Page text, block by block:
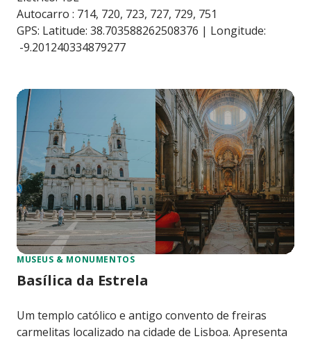
Autocarro : 714, 720, 723, 727, 729, 751
GPS: Latitude: 38.703588262508376 | Longitude:
-9.201240334879277
MUSEUS & MONUMENTOS
Basílica da Estrela
Um templo católico e antigo convento de freiras
carmelitas localizado na cidade de Lisboa. Apresenta